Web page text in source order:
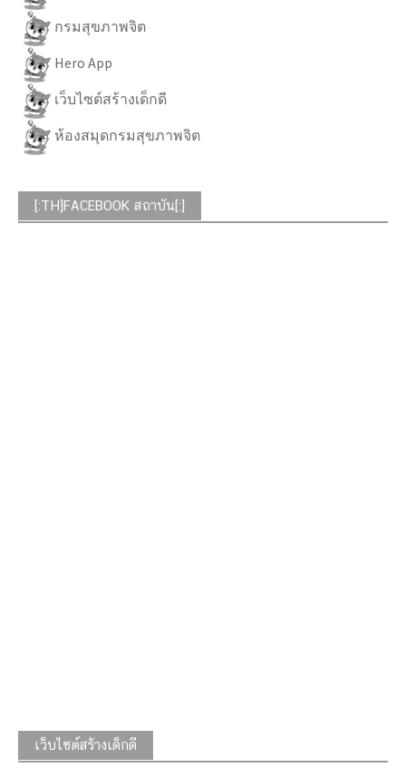
กรมสุขภาพจิต
Hero App
เว็บไซต์สร้างเด็กดี
ห้องสมุดกรมสุขภาพจิต
[:TH]FACEBOOK สถาบัน[:]
เว็บไซต์สร้างเด็กดี